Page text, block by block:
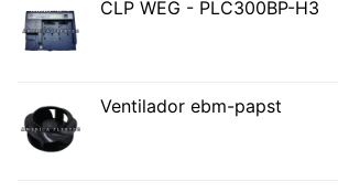
CLP WEG - PLC300BP-H3
Ventilador ebm-papst